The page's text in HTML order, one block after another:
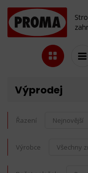
Výprodej
Řazení Nejnovější
Výrobce Všechny